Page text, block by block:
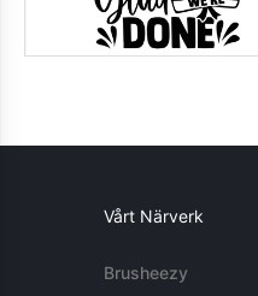
Vårt Närverk
Brusheezy